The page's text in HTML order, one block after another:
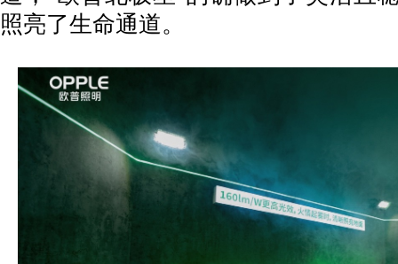
照亮了生命通道。